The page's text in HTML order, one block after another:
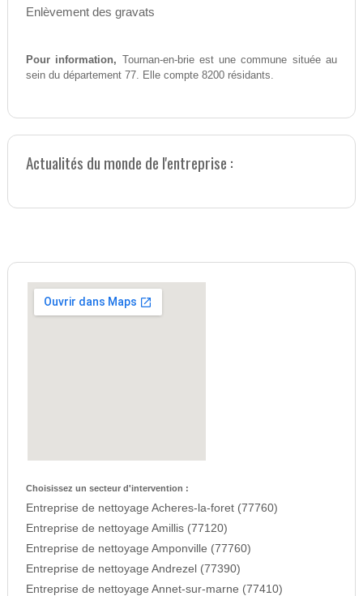
Enlèvement des gravats
Pour information, Tournan-en-brie est une commune située au
sein du département 77. Elle compte 8200 résidants.
Actualités du monde de l'entreprise :
Choisissez un secteur d'intervention :
Entreprise de nettoyage Acheres-la-foret (77760)
Entreprise de nettoyage Amillis (77120)
Entreprise de nettoyage Amponville (77760)
Entreprise de nettoyage Andrezel (77390)
Entreprise de nettoyage Annet-sur-marne (77410)